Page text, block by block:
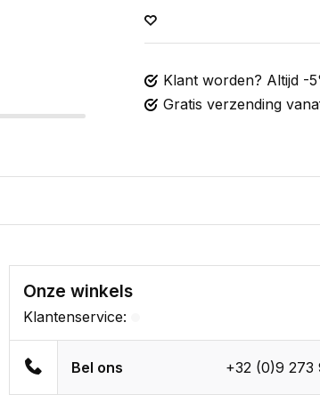
Klant worden? Altijd -
Gratis verzending
Onze winkels
Klantenservice:
Bel ons +32 (0)9 273